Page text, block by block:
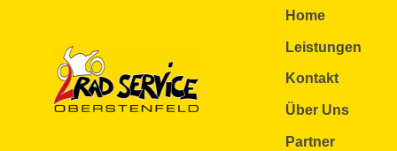
Home
Leistungen
Kontakt
Über Uns
Partner